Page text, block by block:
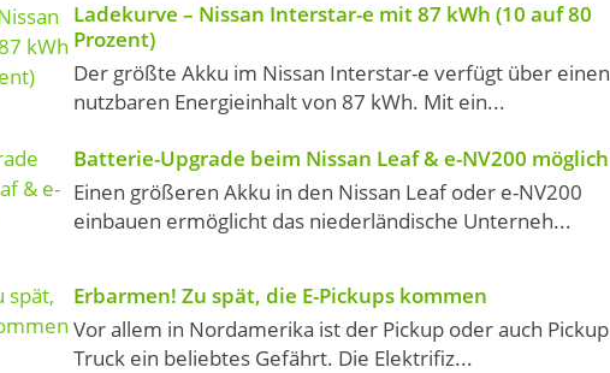
Ladekurve – Nissan Interstar-e mit 87 kWh (10 auf 80
Prozent)
Der größte Akku im Nissan Interstar-e verfügt über einen
nutzbaren Energieinhalt von 87 kWh. Mit ein...
Batterie-Upgrade beim Nissan Leaf & e-NV200 möglich
Einen größeren Akku in den Nissan Leaf oder e-NV200
einbauen ermöglicht das niederländische Unterneh...
Erbarmen! Zu spät, die E-Pickups kommen
Vor allem in Nordamerika ist der Pickup oder auch Pickup
Truck ein beliebtes Gefährt. Die Elektrifiz...